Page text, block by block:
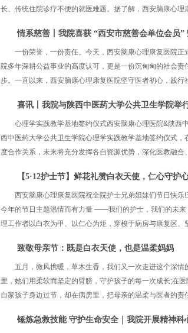
长、传统住院诊疗不便的就医难题。据了解，西安脑康心理
情系慈善丨我院喜获 “西安市慈善会单位会员”
一份荣誉，一份责任。今天，西安脑康心理康复医院正
院多年深耕公益事业的高度认可，更是一份沉甸甸的社会
步。一直以来，西安脑康心理康复医院坚守医者初心，践行
喜讯丨我院与陕西中医药大学公共卫生学院举
心理学实践教学基地签约仪式西安脑康心理医院&陕西
西中医药大学公共卫生学院心理学实践教学基地签约仪式
度合作关系，未来将充分发挥各自资源优势，深化医教融合
【5·12护士节】鲜花礼赞白衣天使，仁心守护
西安脑康心理康复医院祝全院护士兄弟姐妹们节日快
今年的节日主题温情而有力量 ——我们的护士，我们的未
理工作者以白衣为甲、以仁心为炬，穿梭于病房与康复区、
致敬母亲节：既是白衣天使，也是温柔妈妈
五月，微风携暖，草木生香，我们又一次走进这个深
里，她们用柔软而坚定的臂膀，守护孩子的每一次成长;在
自家孩子身边过节，却在病房里，把母亲的温柔与医者的责
锤炼急救技能 守护生命安全｜我院开展精神科